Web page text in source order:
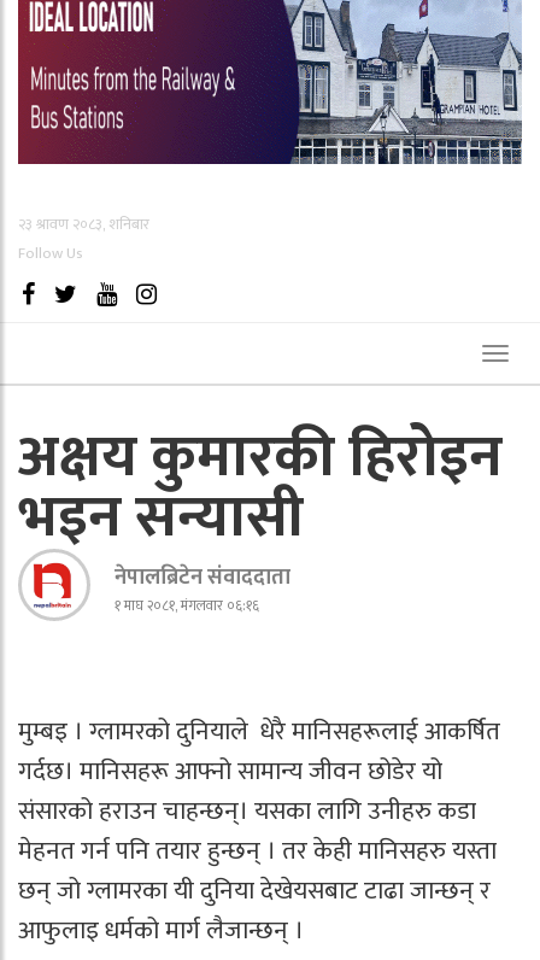
२३ श्रावण २०८३, शनिबार
Follow Us
अक्षय कुमारकी हिरोइन
भइन सन्यासी
नेपालब्रिटेन संवाददाता
१ माघ २०८१, मंगलवार ०६:१६
मुम्बइ । ग्लामरको दुनियाले धेरै मानिसहरूलाई आकर्षित
गर्दछ। मानिसहरू आफ्नो सामान्य जीवन छोडेर यो
संसारको हराउन चाहन्छन्। यसका लागि उनीहरु कडा
मेहनत गर्न पनि तयार हुन्छन् । तर केही मानिसहरु यस्ता
छन् जो ग्लामरका यी दुनिया देखेयसबाट टाढा जान्छन् र
आफुलाइ धर्मको मार्ग लैजान्छन् ।